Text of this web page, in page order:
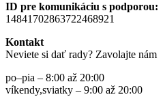
ID pre komunikáciu s podporou:
14841702863722468921
Kontakt
Neviete si dať rady? Zavolajte nám
po–pia – 8:00 až 20:00
víkendy,sviatky – 9:00 až 20:00